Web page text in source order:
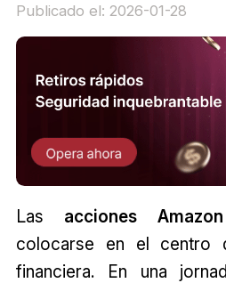
Publicado el: 2026-01-28
Las acciones
colocarse en el centro
financiera. En una